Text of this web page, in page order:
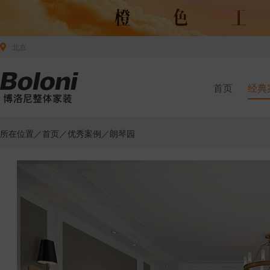
首页 经典
所在位置／首页 ／优秀案例 ／朗琴园